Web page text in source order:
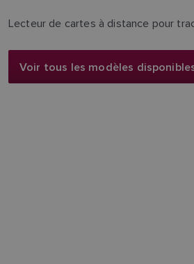
Lecteur de cartes à distance pour
Voir tous les modèles